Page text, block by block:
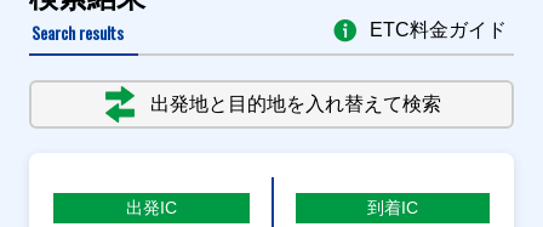
Search results
出発地と目的地を入れ替えて検索
ETC料金ガイド
出発IC 到着IC